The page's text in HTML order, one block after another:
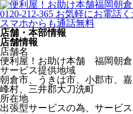
福岡朝
0120-212-365 お気軽にお電話
スマホからも通話無料
店舗・本部情報
店舗情報
店舗名
便利屋！お助け本舗 福岡朝
サービス提供地域
朝倉市、うきは市、小郡市、
峰村、三井郡大刀洗町
所在地
出張型サービスの為、サービ